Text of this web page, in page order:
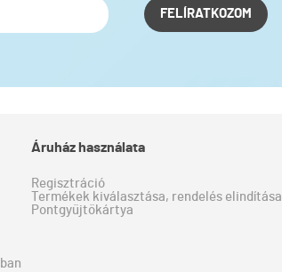
FELÍRATKOZOM
Áruház használata
Regisztráció
Termékek kiválasztása, rendelés elindítása
Pontgyűjtőkártya